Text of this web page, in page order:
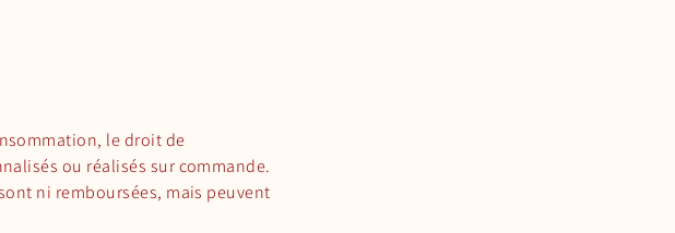
le droit de
ou réalisés sur commande.
ni remboursées, mais peuvent